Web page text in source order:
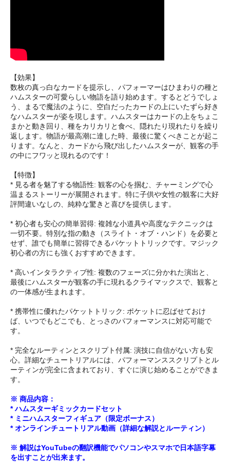
【効果】
数枚の真っ白なカードを提示し、パフォーマーはひまわりの種と
ハムスターの可愛らしい物語を語り始めます。するとどうでしょ
う、まるで魔法のように、空白だったカードの上にいたずら好き
なハムスターが姿を現します。ハムスターはカードの上をちょこ
まかと動き回り、種をカリカリと食べ、隠れたり現れたりを繰り
返します。物語が最高潮に達した時、最後に驚くべきことが起こ
ります。なんと、カードから飛び出したハムスターが、観客の手
の中にフワッと現れるのです！
【特徴】
* 見る者を魅了する物語性: 観客の心を掴む、チャーミングで心
温まるストーリーが展開されます。特に子供や女性の観客に大好
評間違いなしの、純粋な驚きと喜びを提供します。
* 初心者も安心の簡単習得: 複雑な小道具や高度なテクニックは
一切不要。特別な指の動き（スライト・オブ・ハンド）を必要と
せず、誰でも簡単に習得できるパケットトリックです。マジック
初心者の方にも強くおすすめできます。
* 高いインタラクティブ性: 複数のフェーズに分かれた演出と、
最後にハムスターが観客の手に現れるクライマックスで、観客と
の一体感が生まれます。
* 携帯性に優れたパケットトリック: ポケットに忍ばせておけ
ば、いつでもどこでも、とっさのパフォーマンスに対応可能で
す。
* 完全なルーティンとスクリプト付属: 演技に自信がない方も安
心。詳細なチュートリアルには、パフォーマンススクリプトとル
ーティンが完全に含まれており、すぐに演じ始めることができま
す。
※ 商品内容：
* ハムスターギミックカードセット
* ミニハムスターフィギュア（限定ボーナス）
* オンラインチュートリアル動画（詳細な解説とルーティン）
※ 解説はYouTubeの翻訳機能でパソコンやスマホで日本語字幕
を出すことが出来ます。